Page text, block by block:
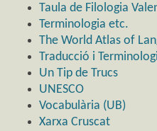
Taula de Filologia
Terminologia etc.
The World Atlas of
Traducció i
Un Tip de Trucs
UNESCO
Vocabulària (UB)
Xarxa Cruscat